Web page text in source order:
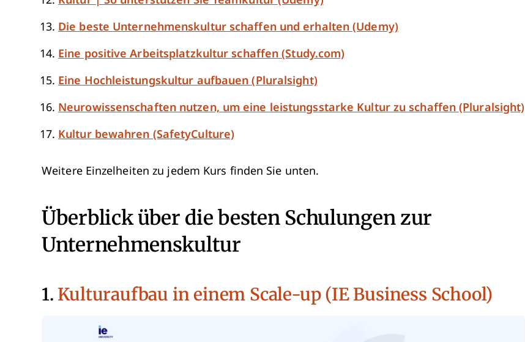
Die beste Unternehmenskultur schaffen und erhalten (Udemy)
Eine positive Arbeitsplatzkultur schaffen (Study.com)
Eine Hochleistungskultur aufbauen (Pluralsight)
Neurowissenschaften nutzen, um eine leistungsstarke Kultur zu schaffen (Pluralsight)
Kultur bewahren (SafetyCulture)
Weitere Einzelheiten zu jedem Kurs finden Sie unten.
Überblick über die besten Schulungen zur
Unternehmenskultur
1.Kulturaufbau in einem Scale-up (IE Business School)